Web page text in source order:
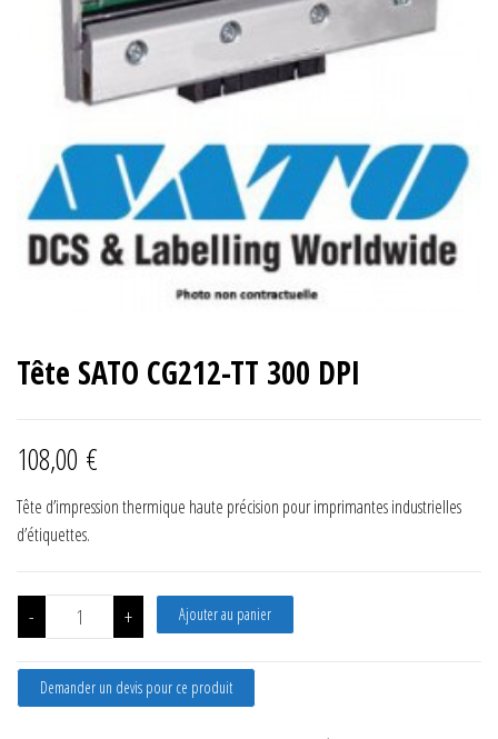
Tête SATO CG212-TT 300 DPI
108,00 €
Tête d’impression thermique haute précision pour imprimantes industrielles
d’étiquettes.
- quantité de Tête SATO CG212-TT 300 DPI
+ Ajouter au panier
Demander un devis pour ce produit